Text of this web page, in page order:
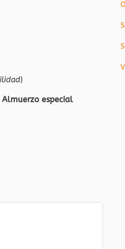
)
Almuerzo especial